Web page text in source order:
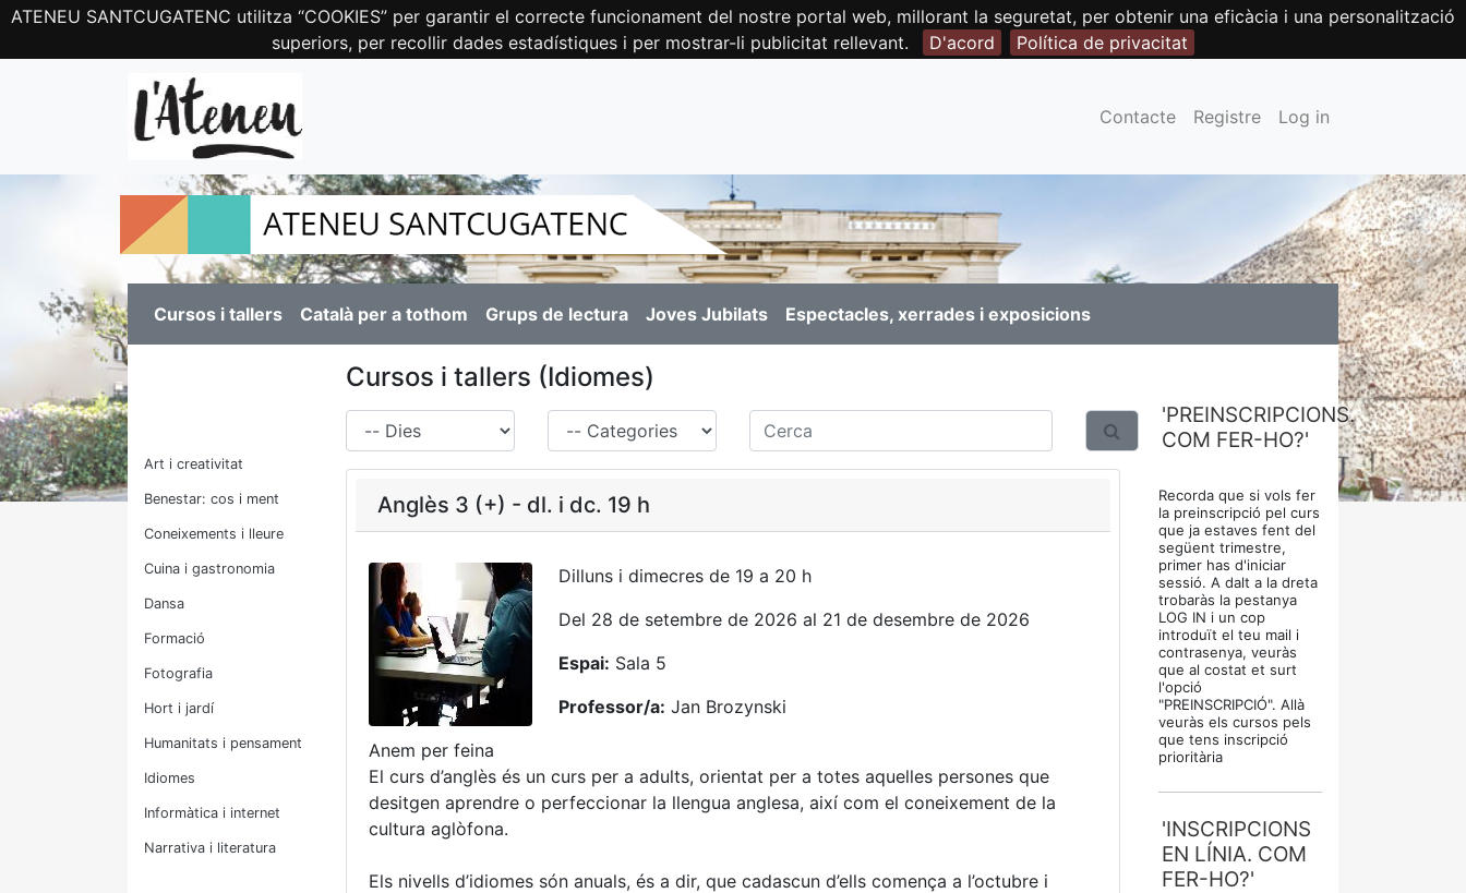
ATENEU SANTCUGATENC utilitza “COOKIES” per garantir el correcte funcionament del nostre portal web, millorant la seguretat, per obtenir una eficàcia i una personalització
superiors, per recollir dades estadístiques i per mostrar-li publicitat rellevant.
D'acord Política de privacitat
Contacte Registre Log in
Cursos i tallers Català per a tothom Grups de lectura Joves Jubilats Espectacles, xerrades i exposicions
Art i creativitat
Benestar: cos i ment
Coneixements i lleure
Cuina i gastronomia
Dansa
Formació
Fotografia
Hort i jardí
Humanitats i pensament
Idiomes
Informàtica i internet
Narrativa i literatura
Cursos i tallers (Idiomes)
Cerca
Anglès 3 (+) - dl. i dc. 19 h
Dilluns i dimecres de 19 a 20 h
Del 28 de setembre de 2026 al 21 de desembre de 2026
Espai: Sala 5
Professor/a: Jan Brozynski
Anem per feina
El curs d’anglès és un curs per a adults, orientat per a totes aquelles persones que
desitgen aprendre o perfeccionar la llengua anglesa, així com el coneixement de la
cultura aglòfona.
Els nivells d’idiomes són anuals, és a dir, que cadascun d’ells comença a l’octubre i
'PREINSCRIPCIONS.
COM FER-HO?'
Recorda que si vols fer
la preinscripció pel curs
que ja estaves fent del
següent trimestre,
primer has d'iniciar
sessió. A dalt a la dreta
trobaràs la pestanya
LOG IN i un cop
introduït el teu mail i
contrasenya, veuràs
que al costat et surt
l'opció
"PREINSCRIPCIÓ". Allà
veuràs els cursos pels
que tens inscripció
prioritària
'INSCRIPCIONS
EN LÍNIA. COM
FER-HO?'